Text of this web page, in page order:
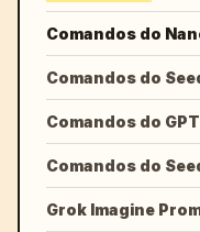
Comandos do
Comandos do
Comandos do
Comandos do
Grok Imagine